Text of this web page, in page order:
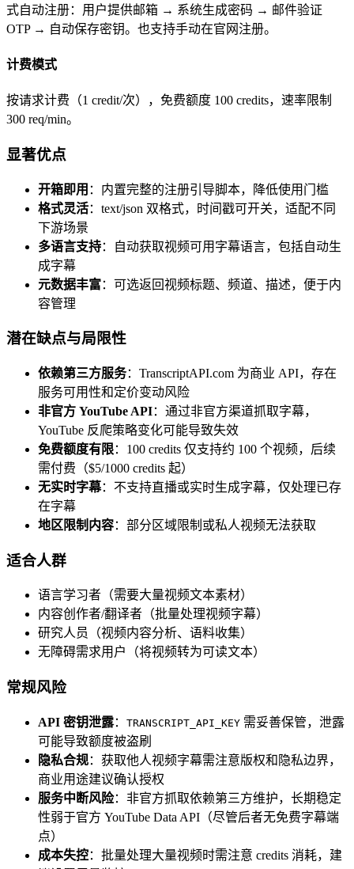
式自动注册：用户提供邮箱 → 系统生成密码 → 邮件验证
OTP → 自动保存密钥。也支持手动在官网注册。
计费模式
按请求计费（1 credit/次），免费额度 100 credits，速率限制
300 req/min。
显著优点
开箱即用 ：内置完整的注册引导脚本，降低使用门槛
格式灵活：text/json 双格式，时间戳可开关，适配不同
下游场景
多语言支持：自动获取视频可用字幕语言，包括自动生
成字幕
元数据丰富：可选返回视频标题、频道、描述，便于内
容管理
潜在缺点与局限性
依赖第三方服务：TranscriptAPI.com 为商业 API，存在
服务可用性和定价变动风险
非官方 YouTube API：通过非官方渠道抓取字幕，
YouTube 反爬策略变化可能导致失效
免费额度有限：100 credits 仅支持约 100 个视频，后续
需付费（$5/1000 credits 起）
无实时字幕：不支持直播或实时生成字幕，仅处理已存
在字幕
地区限制内容：部分区域限制或私人视频无法获取
适合人群
语言学习者（需要大量视频文本素材）
内容创作者/翻译者（批量处理视频字幕）
研究人员（视频内容分析、语料收集）
无障碍需求用户（将视频转为可读文本）
常规风险
API 密钥泄露： TRANSCRIPT_API_KEY 需妥善保管，泄露
可能导致额度被盗刷
隐私合规：获取他人视频字幕需注意版权和隐私边界，
商业用途建议确认授权
服务中断风险：非官方抓取依赖第三方维护，长期稳定
性弱于官方 YouTube Data API（尽管后者无免费字幕端
点）
成本失控：批量处理大量视频时需注意 credits 消耗，建